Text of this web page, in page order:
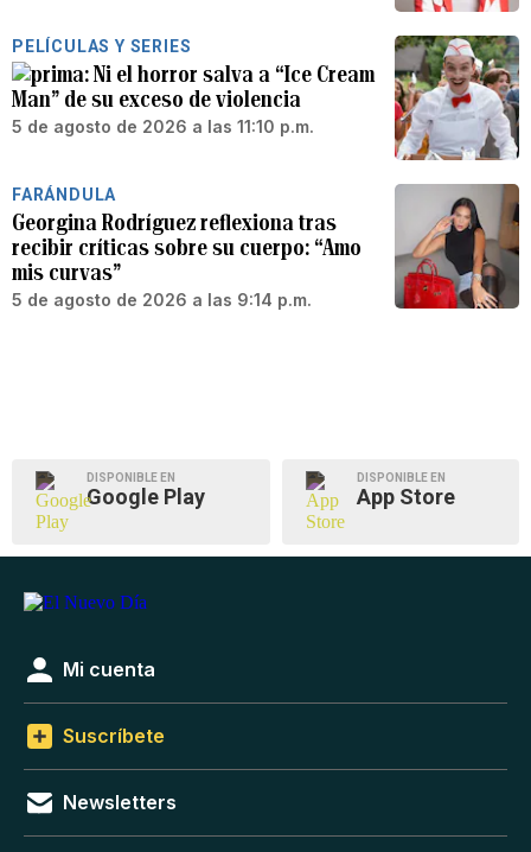
PELÍCULAS Y SERIES
Ni el horror salva a “Ice Cream
Man” de su exceso de violencia
5 de agosto de 2026 a las 11:10 p.m.
FARÁNDULA
Georgina Rodríguez reflexiona tras
recibir críticas sobre su cuerpo: “Amo
mis curvas”
5 de agosto de 2026 a las 9:14 p.m.
DISPONIBLE EN
Google Play
DISPONIBLE EN
App Store
Mi cuenta
Suscríbete
Newsletters